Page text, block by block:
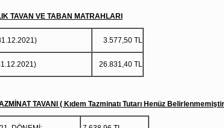
TAVAN VE TABAN MATRAHLARI
– 31.12.2021) 3.577,50 TL
26.831,40 TL
TAVANI ( Kıdem Tazminatı Tutarı Henüz